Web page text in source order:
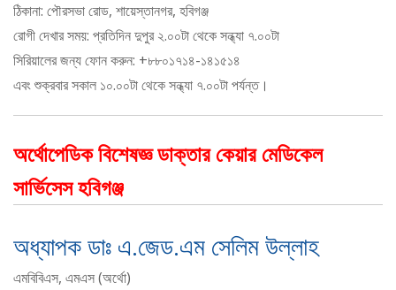
ঠিকানা: পৌরসভা রোড, শায়েস্তানগর, হবিগঞ্জ
রোগী দেখার সময়: প্রতিদিন দুপুর ২.০০টা থেকে সন্ধ্যা ৭.০০টা
সিরিয়ালের জন্য ফোন করুন: +৮৮০১৭১৪-১৪১৫১৪
এবং শুক্রবার সকাল ১০.০০টা থেকে সন্ধ্যা ৭.০০টা পর্যন্ত।
অর্থোপেডিক বিশেষজ্ঞ ডাক্তার কেয়ার মেডিকেল
সার্ভিসেস হবিগঞ্জ
অধ্যাপক ডাঃ এ.জেড.এম সেলিম উল্লাহ
এমবিবিএস, এমএস (অর্থো)